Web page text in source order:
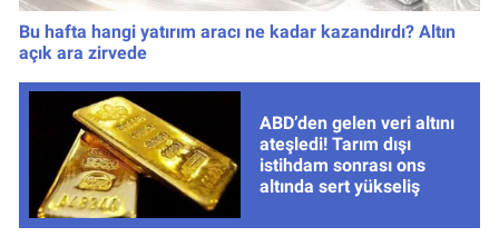
Bu hafta hangi yatırım aracı ne kadar kazandırdı? Altın
açık ara zirvede
ABD’den gelen veri altını
ateşledi! Tarım dışı
istihdam sonrası ons
altında sert yükseliş